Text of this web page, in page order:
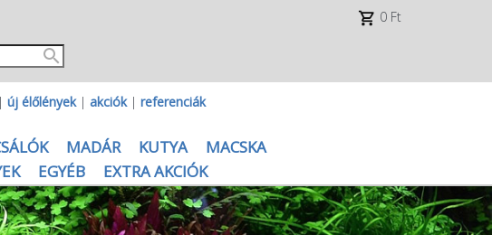
0 Ft
új élőlények| akciók| referenciák
MADÁR KUTYA
MACSKA
EGYÉB EXTRA AKCIÓK